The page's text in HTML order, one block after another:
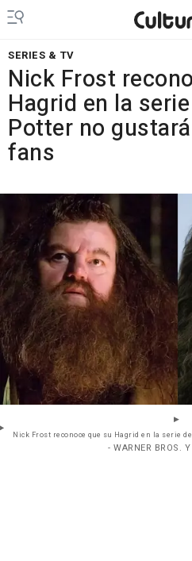
SERIES & TV
Nick Frost
Hagrid en la
Potter no
fans
Nick Frost reconoce que su Hagrid en la serie
- WARNER BROS.